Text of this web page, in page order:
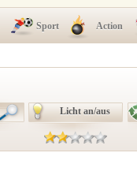
Sport Action
Licht an/aus